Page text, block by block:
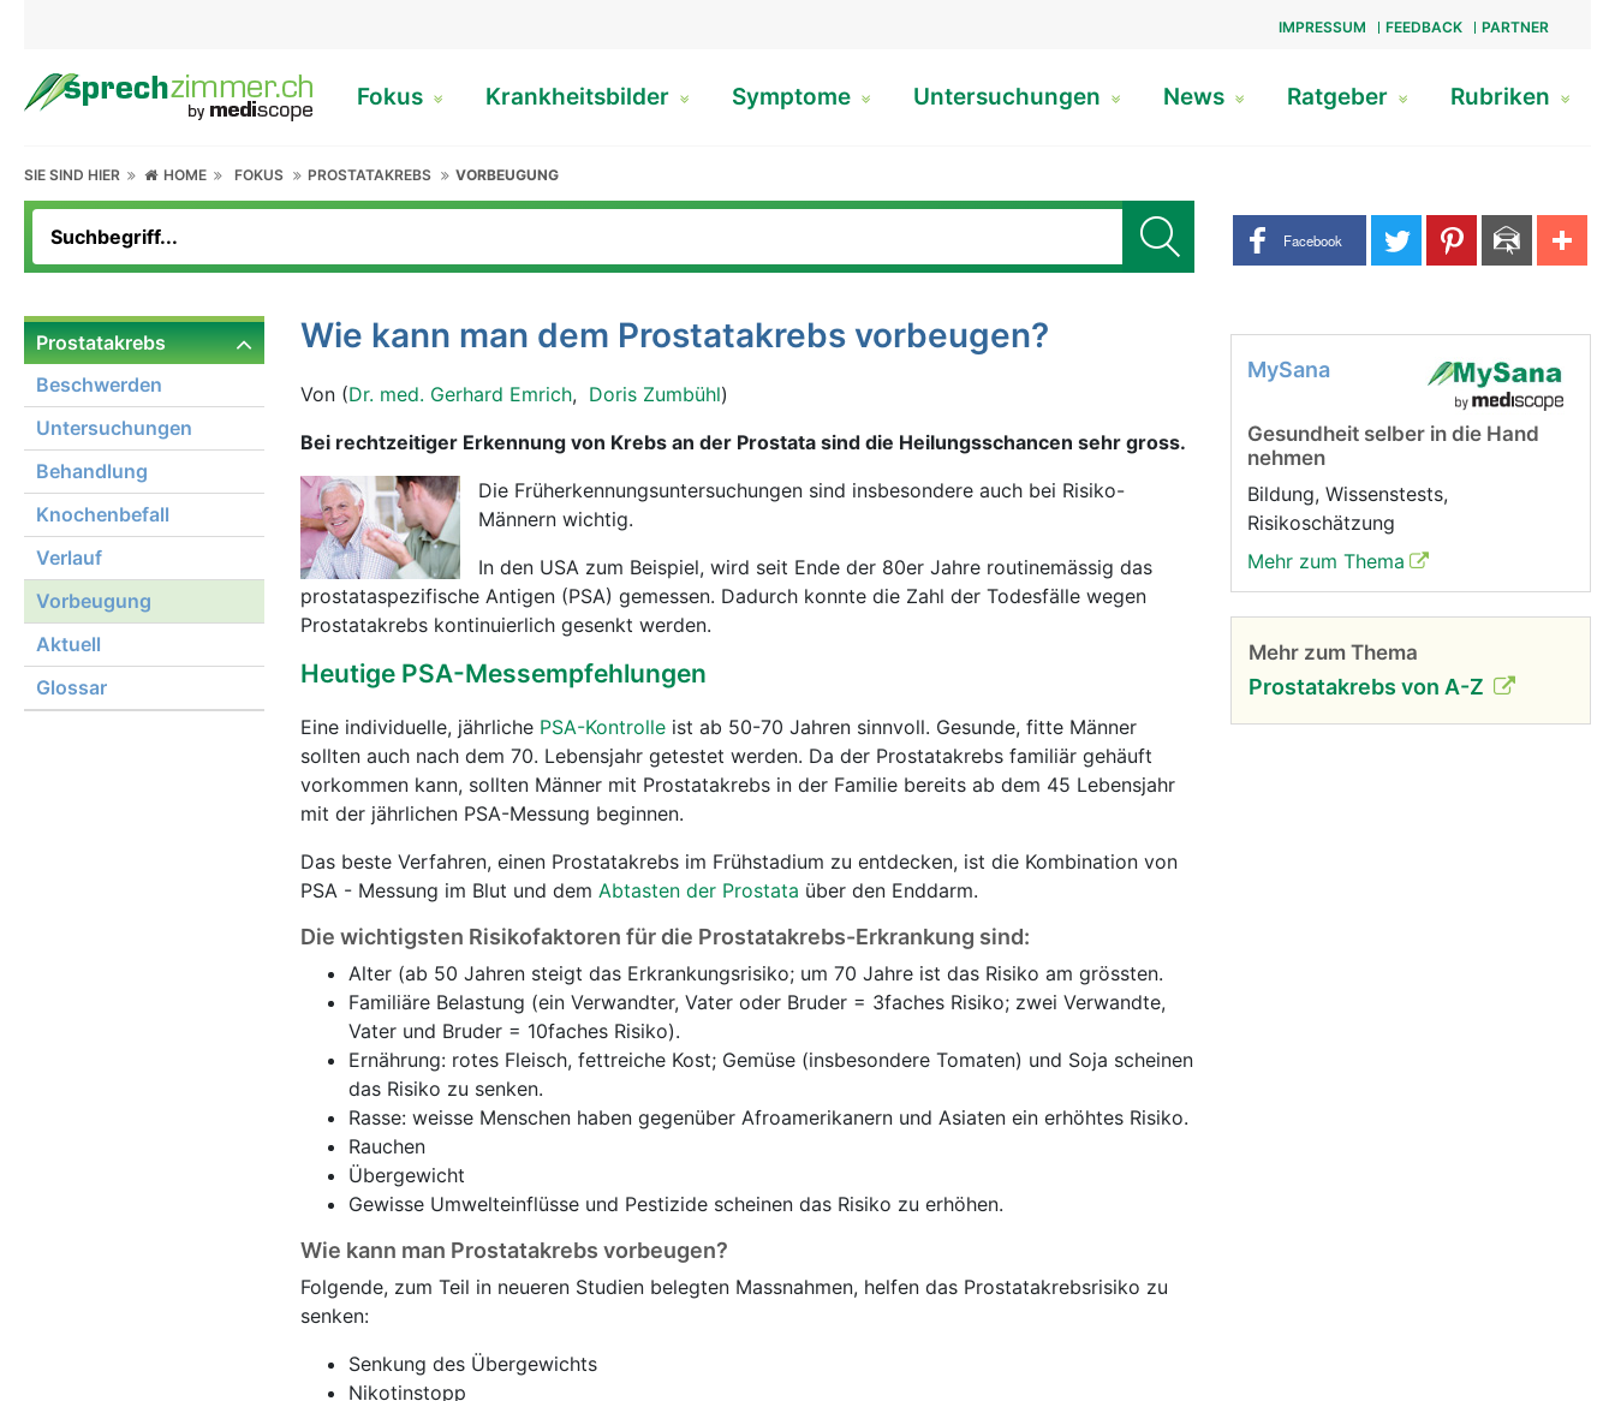
IMPRESSUM FEEDBACK PARTNER
Fokus Krankheitsbilder Symptome Untersuchungen News Ratgeber Rubriken
SIE SIND HIER HOME FOKUS PROSTATAKREBS VORBEUGUNG
Share buttons
Facebook
Prostatakrebs
Beschwerden
Untersuchungen
Behandlung
Knochenbefall
Verlauf
Vorbeugung
Aktuell
Glossar
Wie kann man dem Prostatakrebs vorbeugen?
Von (Dr. med. Gerhard Emrich, Doris Zumbühl)
Bei rechtzeitiger Erkennung von Krebs an der Prostata sind die Heilungsschancen sehr gross.
Die Früherkennungsuntersuchungen sind insbesondere auch bei Risiko-
Männern wichtig.
In den USA zum Beispiel, wird seit Ende der 80er Jahre routinemässig das
prostataspezifische Antigen (PSA) gemessen. Dadurch konnte die Zahl der Todesfälle wegen
Prostatakrebs kontinuierlich gesenkt werden.
Heutige PSA-Messempfehlungen
Eine individuelle, jährliche PSA-Kontrolle ist ab 50-70 Jahren sinnvoll. Gesunde, fitte Männer
sollten auch nach dem 70. Lebensjahr getestet werden. Da der Prostatakrebs familiär gehäuft
vorkommen kann, sollten Männer mit Prostatakrebs in der Familie bereits ab dem 45 Lebensjahr
mit der jährlichen PSA-Messung beginnen.
Das beste Verfahren, einen Prostatakrebs im Frühstadium zu entdecken, ist die Kombination von
PSA - Messung im Blut und dem Abtasten der Prostata über den Enddarm.
Die wichtigsten Risikofaktoren für die Prostatakrebs-Erkrankung sind:
Alter (ab 50 Jahren steigt das Erkrankungsrisiko; um 70 Jahre ist das Risiko am grössten.
Familiäre Belastung (ein Verwandter, Vater oder Bruder = 3faches Risiko; zwei Verwandte,
Vater und Bruder = 10faches Risiko).
Ernährung: rotes Fleisch, fettreiche Kost; Gemüse (insbesondere Tomaten) und Soja scheinen
das Risiko zu senken.
Rasse: weisse Menschen haben gegenüber Afroamerikanern und Asiaten ein erhöhtes Risiko.
Rauchen
Übergewicht
Gewisse Umwelteinflüsse und Pestizide scheinen das Risiko zu erhöhen.
Wie kann man Prostatakrebs vorbeugen?
Folgende, zum Teil in neueren Studien belegten Massnahmen, helfen das Prostatakrebsrisiko zu
senken:
Senkung des Übergewichts
Nikotinstopp
MySana
Gesundheit selber in die Hand
nehmen
Bildung, Wissenstests,
Risikoschätzung
Mehr zum Thema
Mehr zum Thema
Prostatakrebs von A-Z